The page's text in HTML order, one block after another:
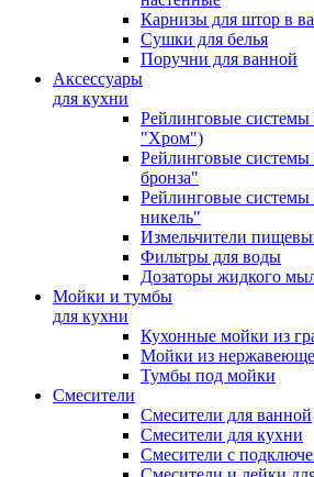
Карнизы для штор в
Сушки для белья
Поручни для ванной
Аксессуары
для кухни
Рейлинговые системы
"Хром")
Рейлинговые
бронза"
Рейлинговые
никель"
Измельчители
Фильтры для воды
Дозаторы жидкого
Мойки и тумбы
для кухни
Кухонные мойки из
Мойки из
Тумбы под мойки
Смесители
Смесители для ванной
Смесители для кухни
Смесители с